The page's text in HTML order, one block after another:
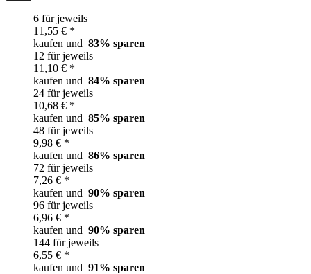
6 für jeweils
11,55 € *
kaufen und 83% sparen
12 für jeweils
11,10 € *
kaufen und 84% sparen
24 für jeweils
10,68 € *
kaufen und 85% sparen
48 für jeweils
9,98 € *
kaufen und 86% sparen
72 für jeweils
7,26 € *
kaufen und 90% sparen
96 für jeweils
6,96 € *
kaufen und 90% sparen
144 für jeweils
6,55 € *
kaufen und 91% sparen